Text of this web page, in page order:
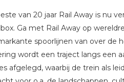
van 20 jaar Rail Away is nu
Ga met Rail Away op
spoorlijnen van over de
wordt een traject langs een
afgelegd, waarbij de trein als